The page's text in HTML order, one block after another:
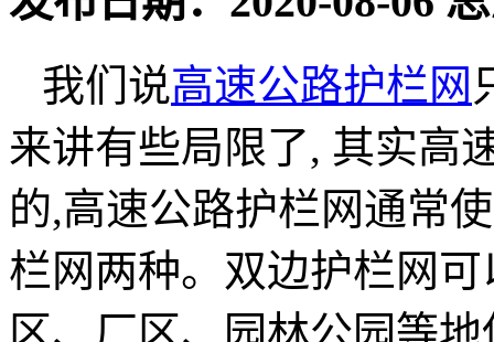
我们说高速公路护栏网
来讲有些局限了, 其实高
的,高速公路护栏网通常
栏网两种。双边护栏网
区、厂区、园林公园等